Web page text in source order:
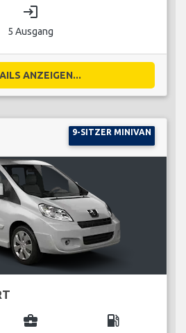
login
5 Ausgang
ANZEIGEN...
9-SITZER MINIVAN
business_center local_gas_station